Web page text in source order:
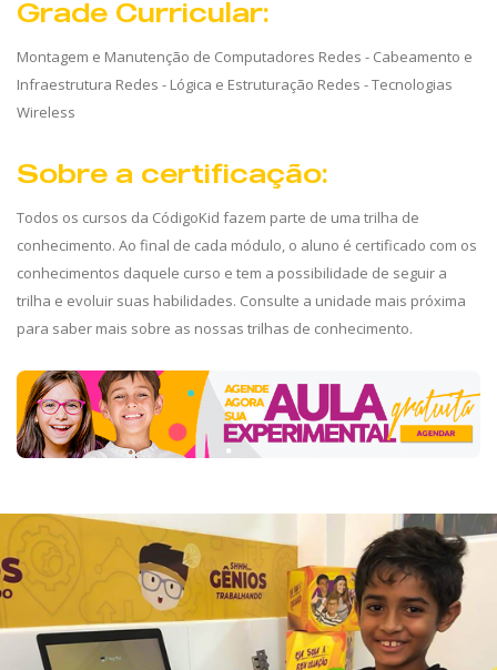
Grade Curricular:
Montagem e Manutenção de Computadores Redes - Cabeamento e
Infraestrutura Redes - Lógica e Estruturação Redes - Tecnologias
Wireless
Sobre a certificação:
Todos os cursos da CódigoKid fazem parte de uma trilha de
conhecimento. Ao final de cada módulo, o aluno é certificado com os
conhecimentos daquele curso e tem a possibilidade de seguir a
trilha e evoluir suas habilidades. Consulte a unidade mais próxima
para saber mais sobre as nossas trilhas de conhecimento.